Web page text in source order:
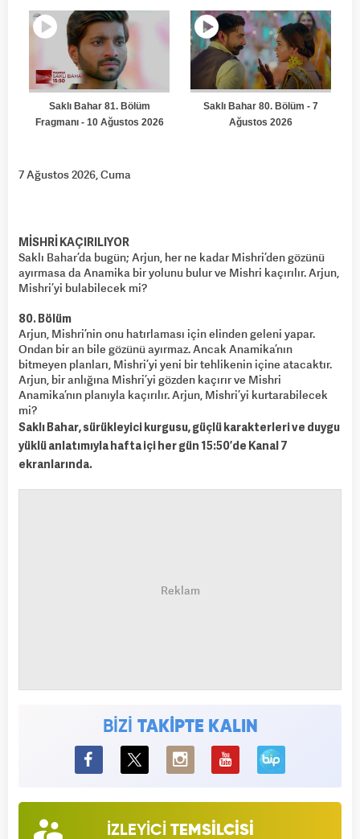
7 Ağustos 2026, Cuma
MİSHRİ KAÇIRILIYOR
Saklı Bahar’da bugün; Arjun, her ne kadar Mishri’den gözünü
ayırmasa da Anamika bir yolunu bulur ve Mishri kaçırılır. Arjun,
Mishri’yi bulabilecek mi?
80. Bölüm
Arjun, Mishri’nin onu hatırlaması için elinden geleni yapar.
Ondan bir an bile gözünü ayırmaz. Ancak Anamika’nın
bitmeyen planları, Mishri’yi yeni bir tehlikenin içine atacaktır.
Arjun, bir anlığına Mishri’yi gözden kaçırır ve Mishri
Anamika’nın planıyla kaçırılır. Arjun, Mishri’yi kurtarabilecek
mi?
Saklı Bahar, sürükleyici kurgusu, güçlü karakterleri ve duygu
yüklü anlatımıyla hafta içi her gün 15:50’de Kanal 7
ekranlarında.
BİZİ TAKİPTE KALIN
BiP
İZLEYİCİ TEMSİLCİSİ